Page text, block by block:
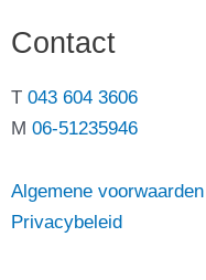
Contact
T 043 604 3606
M 06-51235946
Algemene voorwaarden
Privacybeleid